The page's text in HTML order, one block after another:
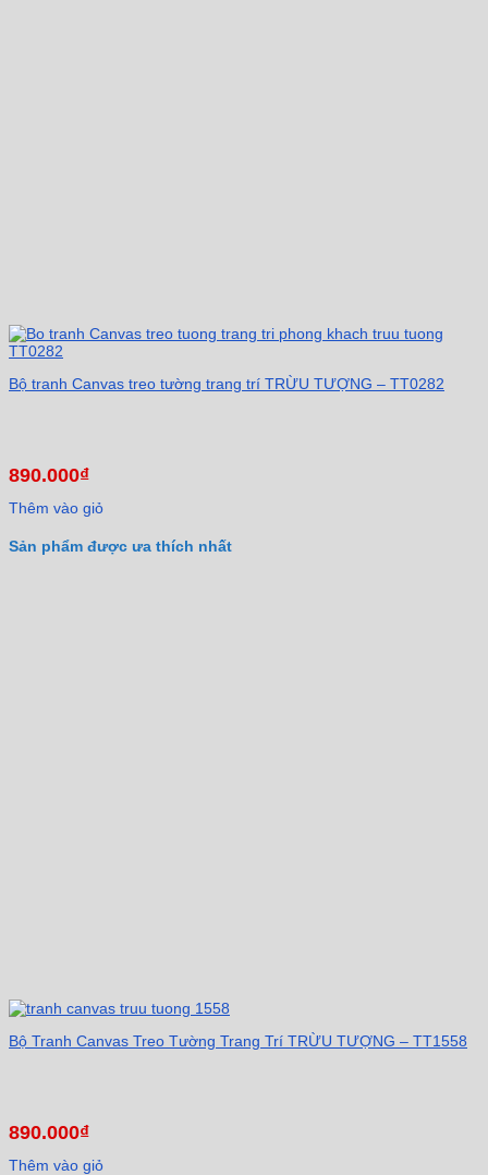
Bộ tranh Canvas treo tường trang trí TRỪU TƯỢNG – TT0282
890.000₫
Thêm vào giỏ
Sản phẩm được ưa thích nhất
Bộ Tranh Canvas Treo Tường Trang Trí TRỪU TƯỢNG – TT1558
890.000₫
Thêm vào giỏ